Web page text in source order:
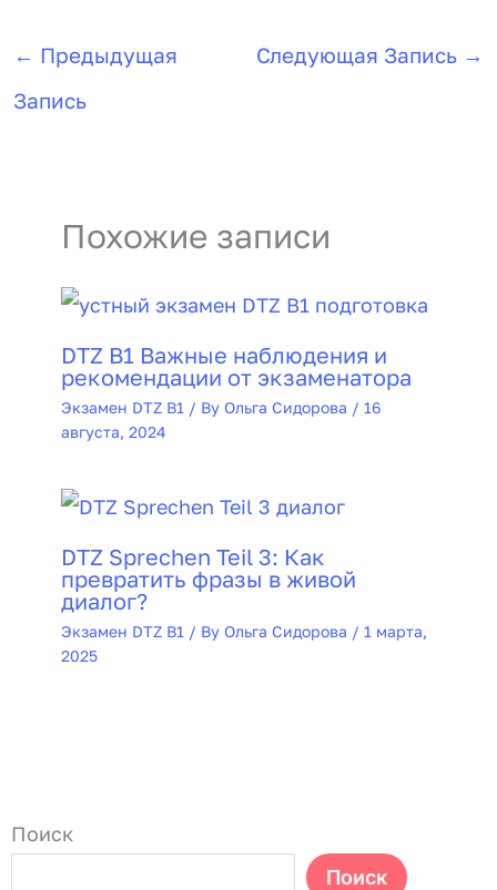
← Предыдущая
Запись
Следующая Запись →
Похожие записи
DTZ B1 Важные наблюдения и
рекомендации от экзаменатора
Экзамен DTZ B1 / By Ольга Сидорова / 16
августа, 2024
DTZ Sprechen Teil 3: Как
превратить фразы в живой
диалог?
Экзамен DTZ B1 / By Ольга Сидорова / 1 марта,
2025
Поиск
Поиск